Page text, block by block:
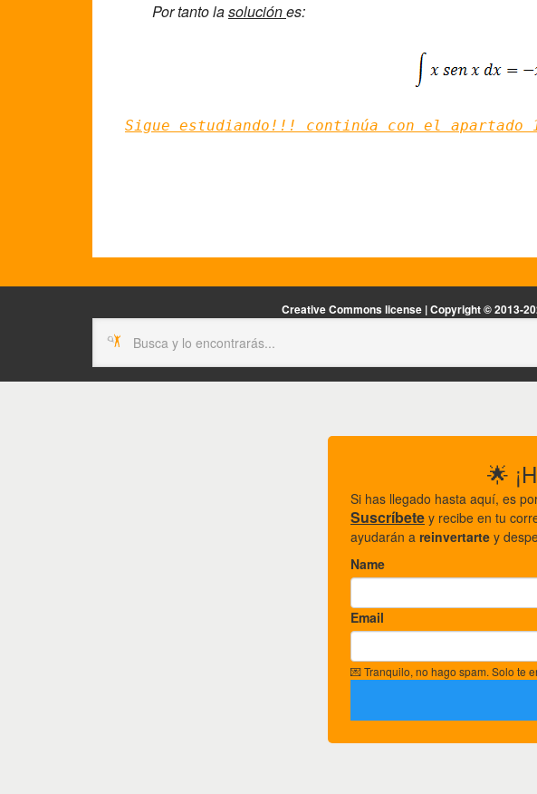
Por tanto lasoluciónes:
Sigue estudiando!!! continúa con el apartado
Creative Commons license | Copyright ©2013-